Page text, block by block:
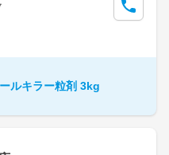
ルキラー粒剤 3kg